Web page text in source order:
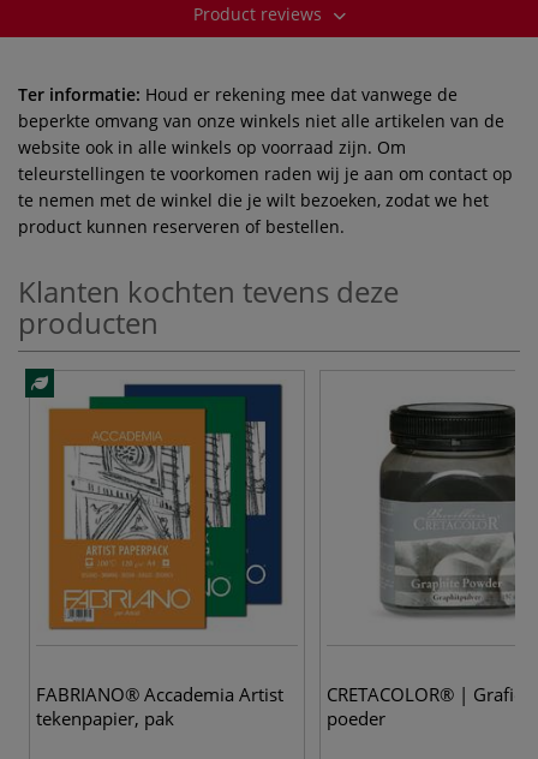
Product reviews
Ter informatie: Houd er rekening mee dat vanwege de
beperkte omvang van onze winkels niet alle artikelen van de
website ook in alle winkels op voorraad zijn. Om
teleurstellingen te voorkomen raden wij je aan om contact op
te nemen met de winkel die je wilt bezoeken, zodat we het
product kunnen reserveren of bestellen.
Klanten kochten tevens deze
producten
FABRIANO® Accademia Artist
tekenpapier, pak
CRETACOLOR® |
poeder